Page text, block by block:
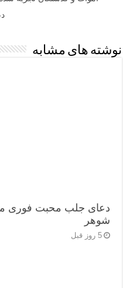
نوشته های مشابه
دعای جلب محبت فوری
شوهر
5 روز قبل